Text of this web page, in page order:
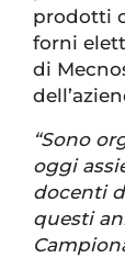
prodotti
forni
di
“Sono
oggi
docenti
questi